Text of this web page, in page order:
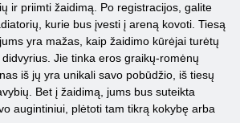
ir priimti žaidimą. Po registracijos, galite
kurie bus įvesti į areną kovoti. Tiesą
yra mažas, kaip žaidimo kūrėjai turėtų
Jie tinka eros graikų-romėnų
iš jų yra unikali savo pobūdžio, iš tiesų
Bet į žaidimą, jums bus suteikta
augintiniui, plėtoti tam tikrą kokybę arba